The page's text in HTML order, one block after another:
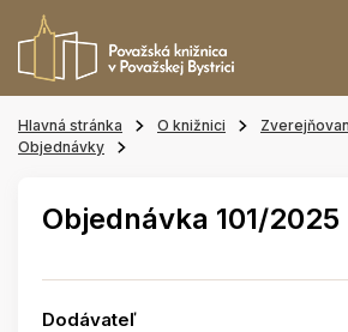
Hlavná stránka O knižnici
Objednávky
Objednávka 101/2025
Dodávateľ